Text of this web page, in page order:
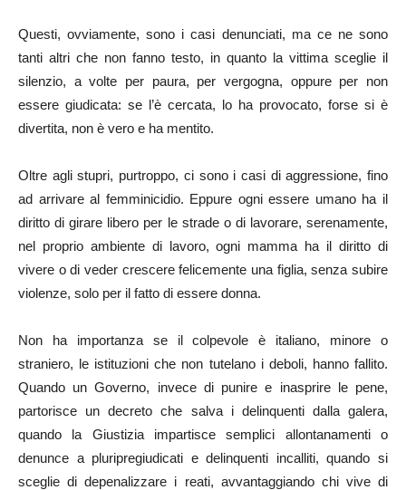
Questi, ovviamente, sono i casi denunciati, ma ce ne sono
tanti altri che non fanno testo, in quanto la vittima sceglie il
silenzio, a volte per paura, per vergogna, oppure per non
essere giudicata: se l’è cercata, lo ha provocato, forse si è
divertita, non è vero e ha mentito.
Oltre agli stupri, purtroppo, ci sono i casi di aggressione, fino
ad arrivare al femminicidio. Eppure ogni essere umano ha il
diritto di girare libero per le strade o di lavorare, serenamente,
nel proprio ambiente di lavoro, ogni mamma ha il diritto di
vivere o di veder crescere felicemente una figlia, senza subire
violenze, solo per il fatto di essere donna.
Non ha importanza se il colpevole è italiano, minore o
straniero, le istituzioni che non tutelano i deboli, hanno fallito.
Quando un Governo, invece di punire e inasprire le pene,
partorisce un decreto che salva i delinquenti dalla galera,
quando la Giustizia impartisce semplici allontanamenti o
denunce a pluripregiudicati e delinquenti incalliti, quando si
sceglie di depenalizzare i reati, avvantaggiando chi vive di